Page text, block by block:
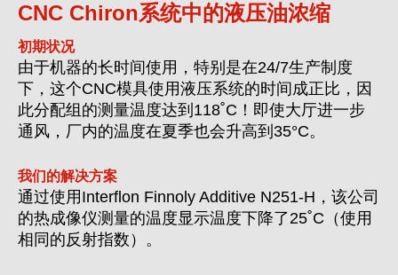
CNC Chiron系统中的液压油浓缩
初期状况
由于机器的长时间使用，特别是在24/7生产制度
下，这个CNC模具使用液压系统的时间成正比，因
此分配组的测量温度达到118˚C！即使大厅进一步
通风，厂内的温度在夏季也会升高到35°C。
我们的解决方案
通过使用Interflon Finnoly Additive N251-H，该公司
的热成像仪测量的温度显示温度下降了25˚C（使用
相同的反射指数）。